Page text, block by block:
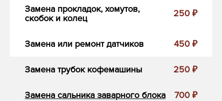
Замена прокладок, хомутов,
скобок и колец
250 ₽
Замена или ремонт датчиков 450 ₽
Замена трубок кофемашины 250 ₽
Замена сальника заварного блока 700 ₽